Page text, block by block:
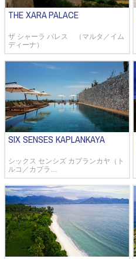
THE XARA PALACE
ザ シャーラ パレス （マルタ／イム
ディーナ）
SIX SENSES KAPLANKAYA
シックス センシズ カプランカヤ（ト
ルコ／カプラ…